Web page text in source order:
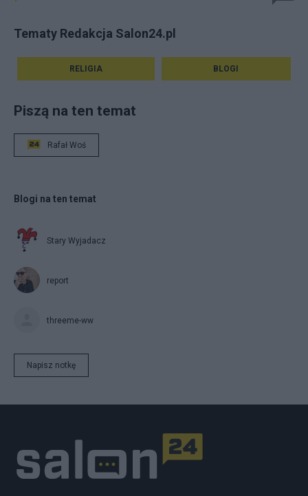
Tematy Redakcja Salon24.pl
RELIGIA BLOGI
Piszą na ten temat
Rafał Woś
Blogi na ten temat
Stary Wyjadacz
report
threeme-ww
Napisz notkę